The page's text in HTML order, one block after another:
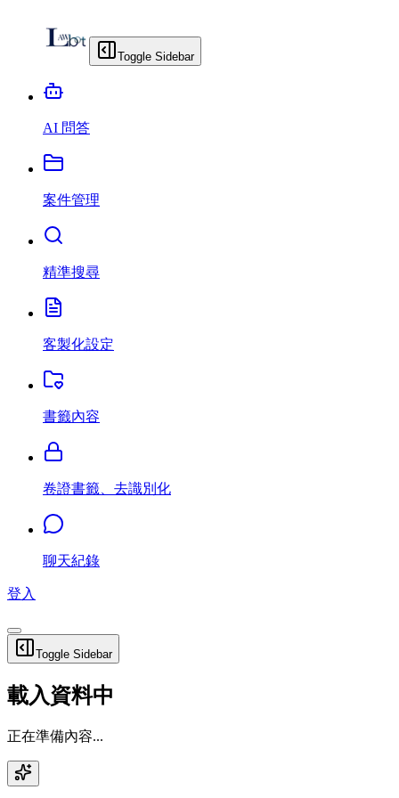
Toggle Sidebar
AI 問答
案件管理
精準搜尋
客製化設定
書籤內容
卷證書籤、去識別化
聊天紀錄
登入
Toggle Sidebar
載入資料中
正在準備內容...